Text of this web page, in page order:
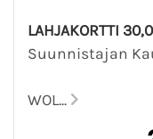
LAHJAKORTTI
Suunnistajan
WOL...